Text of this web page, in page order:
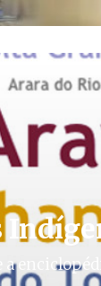
a